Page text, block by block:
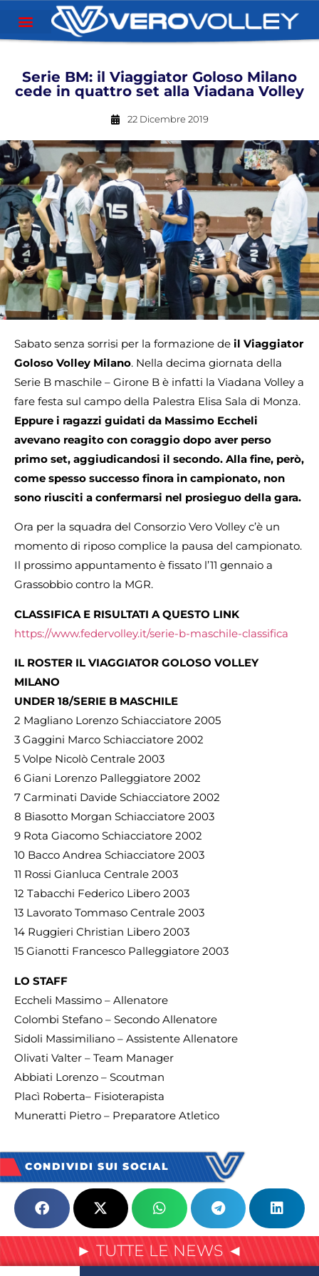
Serie BM: il Viaggiator Goloso Milano
cede in quattro set alla Viadana Volley
22 Dicembre 2019
Sabato senza sorrisi per la formazione de il Viaggiator
Goloso Volley Milano. Nella decima giornata della
Serie B maschile – Girone B è infatti la Viadana Volley a
fare festa sul campo della Palestra Elisa Sala di Monza.
Eppure i ragazzi guidati da Massimo Eccheli
avevano reagito con coraggio dopo aver perso
primo set, aggiudicandosi il secondo. Alla fine, però,
come spesso successo finora in campionato, non
sono riusciti a confermarsi nel prosieguo della gara.
Ora per la squadra del Consorzio Vero Volley c’è un
momento di riposo complice la pausa del campionato.
Il prossimo appuntamento è fissato l’11 gennaio a
Grassobbio contro la MGR.
CLASSIFICA E RISULTATI A QUESTO LINK
https://www.federvolley.it/serie-b-maschile-classifica
IL ROSTER IL VIAGGIATOR GOLOSO VOLLEY
MILANO
UNDER 18/SERIE B MASCHILE
2 Magliano Lorenzo Schiacciatore 2005
3 Gaggini Marco Schiacciatore 2002
5 Volpe Nicolò Centrale 2003
6 Giani Lorenzo Palleggiatore 2002
7 Carminati Davide Schiacciatore 2002
8 Biasotto Morgan Schiacciatore 2003
9 Rota Giacomo Schiacciatore 2002
10 Bacco Andrea Schiacciatore 2003
11 Rossi Gianluca Centrale 2003
12 Tabacchi Federico Libero 2003
13 Lavorato Tommaso Centrale 2003
14 Ruggieri Christian Libero 2003
15 Gianotti Francesco Palleggiatore 2003
LO STAFF
Eccheli Massimo – Allenatore
Colombi Stefano – Secondo Allenatore
Sidoli Massimiliano – Assistente Allenatore
Olivati Valter – Team Manager
Abbiati Lorenzo – Scoutman
Placì Roberta– Fisioterapista
Muneratti Pietro – Preparatore Atletico
CONDIVIDI SUI SOCIAL
► TUTTE LE NEWS ◄